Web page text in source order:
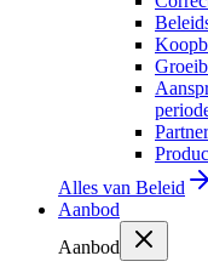
Alles van Beleid
Aanbod
Aanbod